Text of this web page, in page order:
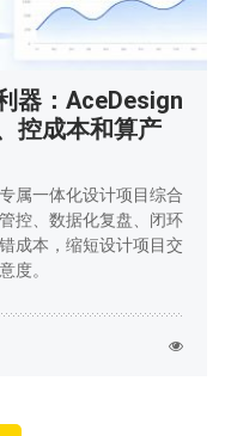
器：AceDesign
控成本和算产
属一体化设计项目综合
控、数据化复盘、闭环
成本，缩短设计项目交
度。